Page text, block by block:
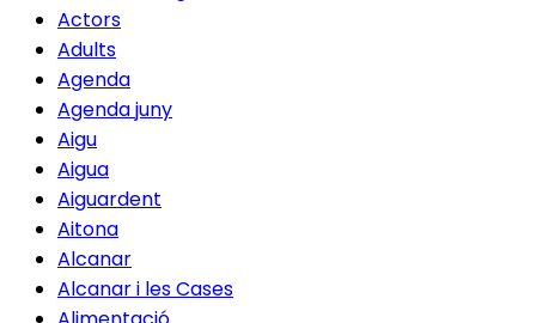
Actors
Adults
Agenda
Agenda juny
Aigu
Aigua
Aiguardent
Aitona
Alcanar
Alcanar i les Cases